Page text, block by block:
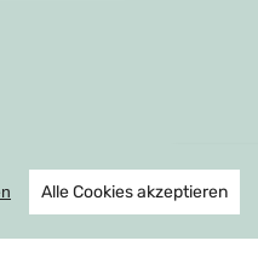
Instagram
Alle Cookies akzeptieren